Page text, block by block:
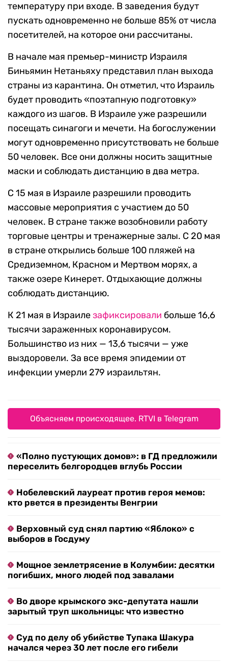
температуру при входе. В заведения будут
пускать одновременно не больше 85% от числа
посетителей, на которое они рассчитаны.
В начале мая премьер-министр Израиля
Биньямин Нетаньяху представил план выхода
страны из карантина. Он отметил, что Израиль
будет проводить «поэтапную подготовку»
каждого из шагов. В Израиле уже разрешили
посещать синагоги и мечети. На богослужении
могут одновременно присутствовать не больше
50 человек. Все они должны носить защитные
маски и соблюдать дистанцию в два метра.
С 15 мая в Израиле разрешили проводить
массовые мероприятия с участием до 50
человек. В стране также возобновили работу
торговые центры и тренажерные залы. С 20 мая
в стране открылись больше 100 пляжей на
Средиземном, Красном и Мертвом морях, а
также озере Кинерет. Отдыхающие должны
соблюдать дистанцию.
К 21 мая в Израилезафиксировали больше 16,6
тысячи зараженных коронавирусом.
Большинство из них — 13,6 тысячи — уже
выздоровели. За все время эпидемии от
инфекции умерли 279 израильтян.
Объясняем происходящее. RTVI в Telegram
«Полно пустующих домов»: в ГД предложили
переселить белгородцев вглубь России
Нобелевский лауреат против героя мемов:
кто рвется в президенты Венгрии
Верховный суд снял партию «Яблоко» с
выборов в Госдуму
Мощное землетрясение в Колумбии: десятки
погибших, много людей под завалами
Во дворе крымского экс-депутата нашли
зарытый труп школьницы: что известно
Суд по делу об убийстве Тупака Шакура
начался через 30 лет после его гибели